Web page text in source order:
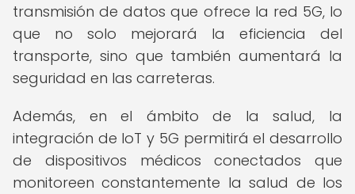
transmisión de datos que ofrece la red 5G, lo
que no solo mejorará la eficiencia del
transporte, sino que también aumentará la
seguridad en las carreteras.
Además, en el ámbito de la salud, la
integración de IoT y 5G permitirá el desarrollo
de dispositivos médicos conectados que
monitoreen constantemente la salud de los